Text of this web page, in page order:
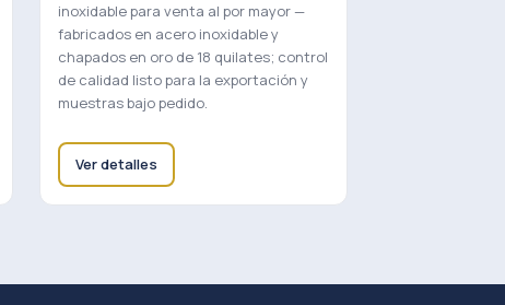
inoxidable para venta al por mayor —
fabricados en acero inoxidable y
chapados en oro de 18 quilates; control
de calidad listo para la exportación y
muestras bajo pedido.
Ver detalles